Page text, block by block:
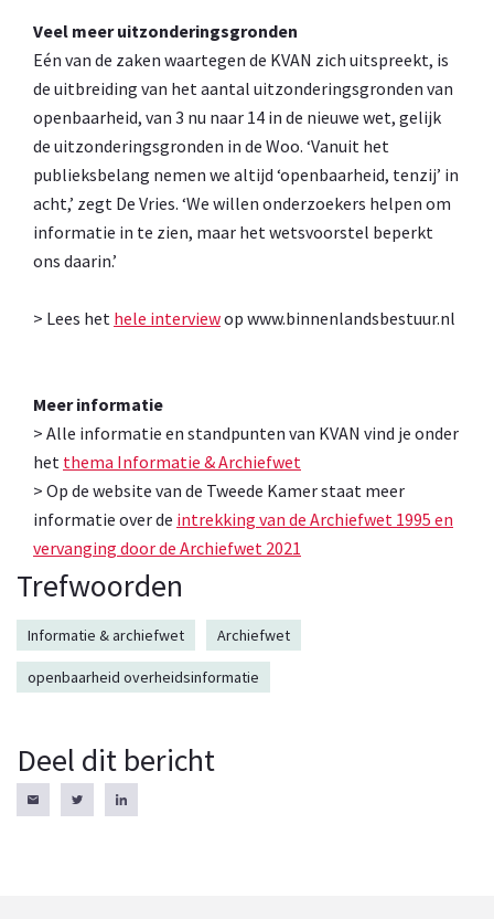
Trefwoorden
Informatie & archiefwet Archiefwet
openbaarheid overheidsinformatie
Deel dit bericht
Veel meer uitzonderingsgronden
Eén van de zaken waartegen de KVAN zich uitspreekt, is
de uitbreiding van het aantal uitzonderingsgronden van
openbaarheid, van 3 nu naar 14 in de nieuwe wet, gelijk
de uitzonderingsgronden in de Woo. ‘Vanuit het
publieksbelang nemen we altijd ‘openbaarheid, tenzij’ in
acht,’ zegt De Vries. ‘We willen onderzoekers helpen om
informatie in te zien, maar het wetsvoorstel beperkt
ons daarin.’
> Lees het hele interviewop www.binnenlandsbestuur.nl
Meer informatie
> Alle informatie en standpunten van KVAN vind je onder
het thema Informatie & Archiefwet
> Op de website van de Tweede Kamer staat meer
informatie over de intrekking van de Archiefwet 1995 en
vervanging door de Archiefwet 2021